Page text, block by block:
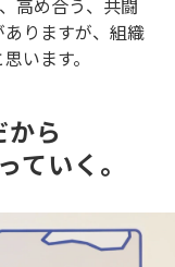
高め合う、共闘
りますが、組織
います。
ら
ていく。